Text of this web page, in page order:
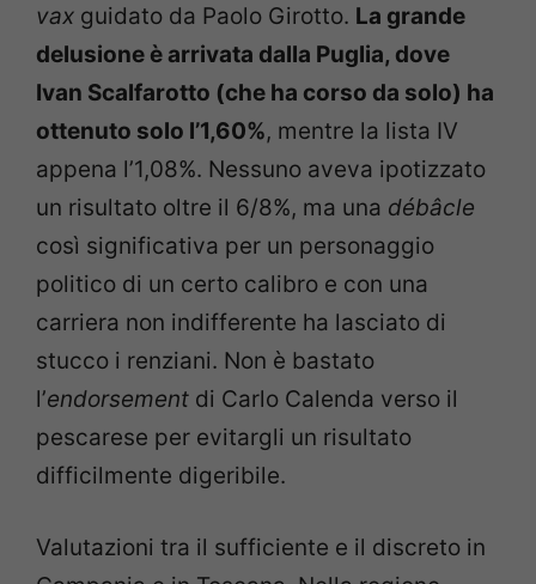
vax guidato da Paolo Girotto. La grande
delusione è arrivata dalla Puglia, dove
Ivan Scalfarotto (che ha corso da solo) ha
ottenuto solo l’1,60%, mentre la lista IV
appena l’1,08%. Nessuno aveva ipotizzato
un risultato oltre il 6/8%, ma una débâcle
così significativa per un personaggio
politico di un certo calibro e con una
carriera non indifferente ha lasciato di
stucco i renziani. Non è bastato
l’endorsement di Carlo Calenda verso il
pescarese per evitargli un risultato
difficilmente digeribile.
Valutazioni tra il sufficiente e il discreto in